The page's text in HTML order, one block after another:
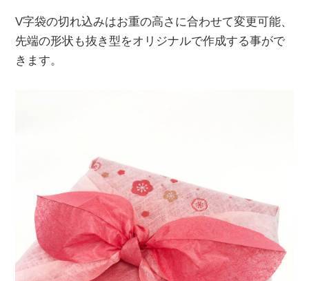
V字袋の切れ込みはお重の高さに合わせて変更可能、
先端の形状も抜き型をオリジナルで作成する事がで
きます。